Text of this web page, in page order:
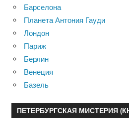
Барселона
Планета Антония Гауди
Лондон
Париж
Берлин
Венеция
Базель
ПЕТЕРБУРГСКАЯ МИСТЕРИЯ